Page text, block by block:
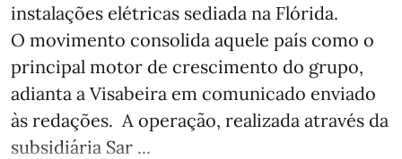
instalações elétricas sediada na Flórida.
O movimento consolida aquele país como o
principal motor de crescimento do grupo,
adianta a Visabeira em comunicado enviado
às redações. A operação, realizada através da
subsidiária Sar ...